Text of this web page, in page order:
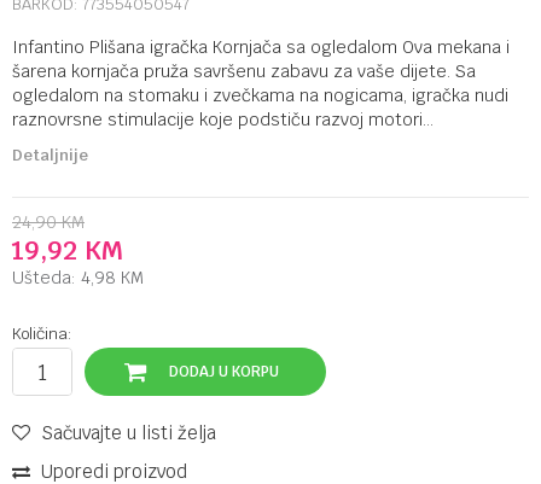
BARKOD: 773554050547
Infantino Plišana igračka Kornjača sa ogledalom Ova mekana i
šarena kornjača pruža savršenu zabavu za vaše dijete. Sa
ogledalom na stomaku i zvečkama na nogicama, igračka nudi
raznovrsne stimulacije koje podstiču razvoj motori...
Detaljnije
24,90 KM
19,92 KM
Ušteda: 4,98 KM
Količina:
DODAJ U KORPU
Sačuvajte u listi želja
Uporedi proizvod